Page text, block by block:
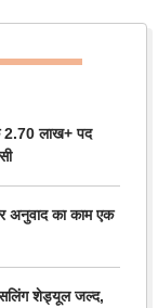
2.70 लाख+ पद
का काम एक
शेड्यूल जल्द,